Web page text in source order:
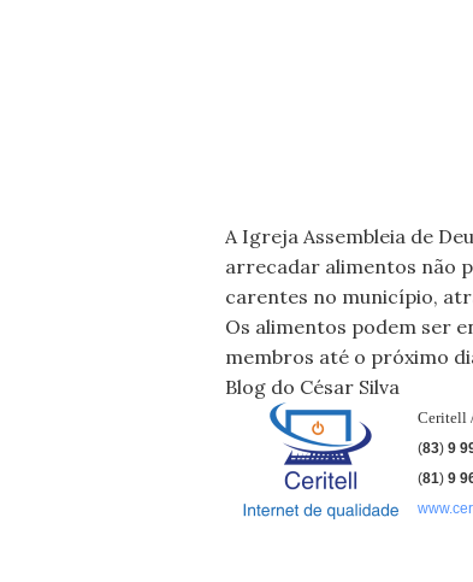
A Igreja Assembleia de
arrecadar alimentos não
carentes no município,
Os alimentos podem ser
membros até o próximo
Blog do César Silva
Ceritell
(83) 9
(81) 9